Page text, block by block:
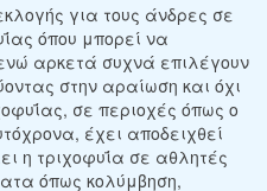
για τους άνδρες σε
όπου μπορεί να
αρκετά συχνά επιλέγουν
στην αραίωση και όχι
σε περιοχές όπως ο
έχει αποδειχθεί
η τριχοφυΐα σε αθλητές
όπως κολύμβηση,